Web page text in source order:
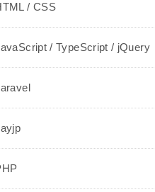
/ CSS
/ TypeScript / jQuery